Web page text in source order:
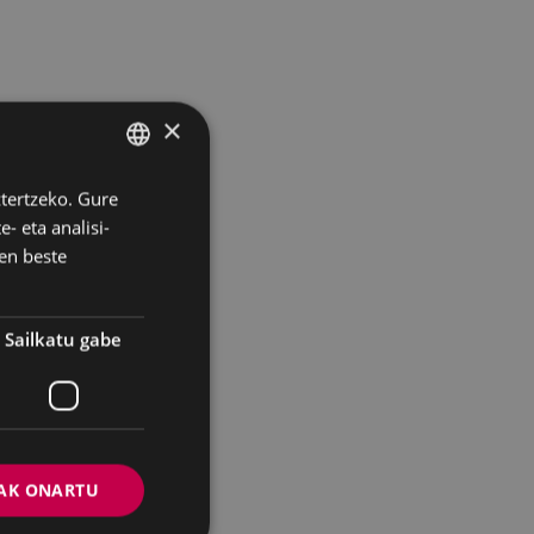
BASQUE
SPANISH
×
Gure
eta analisi-
beste
Sailkatu gabe
ONARTU